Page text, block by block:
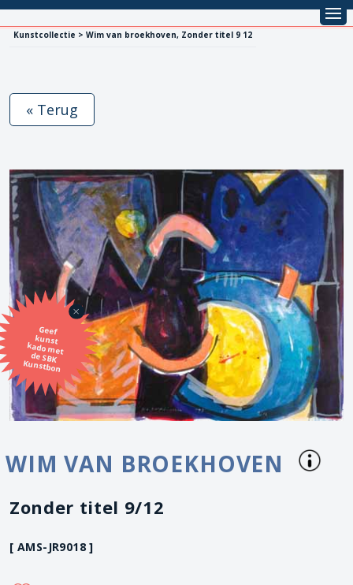
Kunstcollectie > Wim van broekhoven, Zonder titel 9 12
Geef
kunst
kado met
de SBK
Kunstbon
« Terug
WIM VAN BROEKHOVEN
Zonder titel 9/12
[ AMS-JR9018 ]